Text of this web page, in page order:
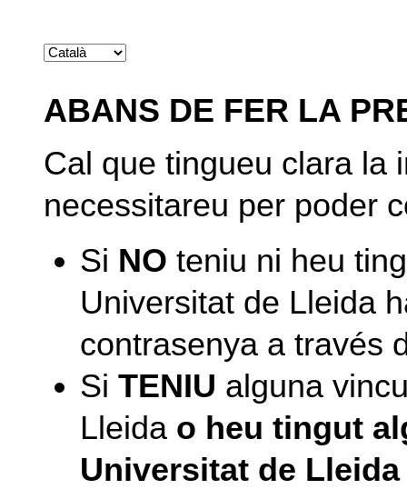
ABANS DE FER LA
Cal que tingueu clara la
necessitareu per poder
Si NO teniu ni heu
Universitat de Lleida
contrasenya a través
Si TENIU alguna
Lleida o heu tingut
Universitat de